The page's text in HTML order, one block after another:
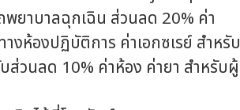
ยาบาลฉุกเฉิน ส่วนลด 20% ค่า
งห้องปฏิบัติการ ค่าเอกซเรย์ สำหรับ
ส่วนลด 10% ค่าห้อง ค่ายา สำหรับผู้